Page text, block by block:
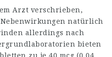
Arzt verschrieben,
natürlich
allerdings nach
bieten